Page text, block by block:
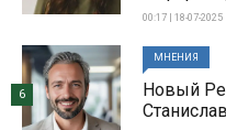
00:17 | 18-07-2025
МНЕНИЯ
Новый
6